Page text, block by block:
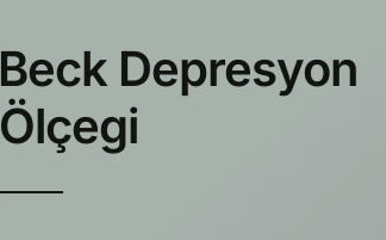
⁠Beck Depresyon
Ölçegi